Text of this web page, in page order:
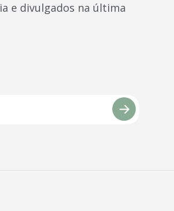
e divulgados na última